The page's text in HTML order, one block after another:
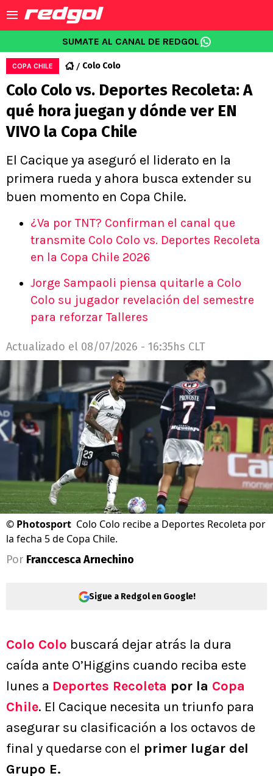
SUMATE AL CANAL DE REDGOL
COPA CHILE Colo Colo
Colo Colo vs. Deportes Recoleta: A
qué hora juegan y dónde ver EN
VIVO la Copa Chile
El Cacique ya aseguró el liderato en la
primera rueda y ahora busca extender su
buen momento en Copa Chile.
¿Va por TNT? Confirman el canal que
transmite Colo Colo vs. Deportes Recoleta
en la Copa Chile 2026
Jorge Sampaoli piensa quitarle a Colo
Colo su jugador revelación del semestre
para reforzar Talleres
Actualizado el 08/07/2026 - 16:35hs CLT
© Photosport Colo Colo recibe a Deportes Recoleta por
la fecha 5 de Copa Chile.
Por Franccesca Arnechino
Sigue a Redgol en Google!
Colo Colo buscará dejar atrás la dura
caída ante O’Higgins cuando reciba este
lunes a Deportes Recoleta por la Copa
Chile. El Cacique necesita un triunfo para
asegurar su clasificación a los octavos de
final y quedarse con el primer lugar del
Grupo E.